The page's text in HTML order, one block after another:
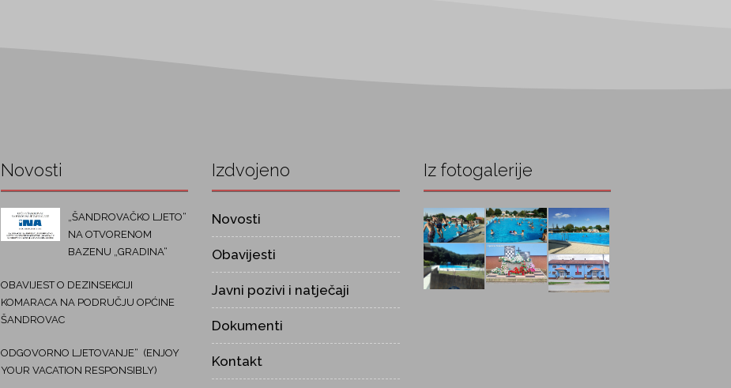
Novosti
„ŠANDROVAČKO LJETO“
NA OTVORENOM
BAZENU „GRADINA“
OBAVIJEST O DEZINSEKCIJI
KOMARACA NA PODRUČJU OPĆINE
ŠANDROVAC
ODGOVORNO LJETOVANJE“ (ENJOY
YOUR VACATION RESPONSIBLY)
Izdvojeno
Novosti
Obavijesti
Javni pozivi i natječaji
Dokumenti
Kontakt
Iz fotogalerije